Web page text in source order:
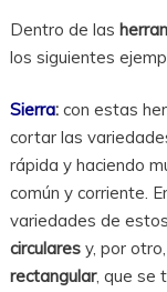
Dentro de las
los siguientes
Sierra: con estas
cortar las
rápida y haciendo
común y corriente.
variedades de
circularesy, por
rectangular, que se